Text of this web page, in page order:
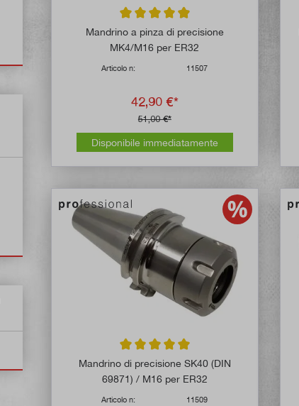
Valutazione media di 4.9 su 5 stelle
Mandrino a pinza di precisione
MK4/M16 per ER32
Articolo n: 11507
42,90 €*
51,00 €*
Disponibile immediatamente
Valutazione media di 5 su 5 stelle
Mandrino di precisione SK40 (DIN
69871) / M16 per ER32
Articolo n: 11509